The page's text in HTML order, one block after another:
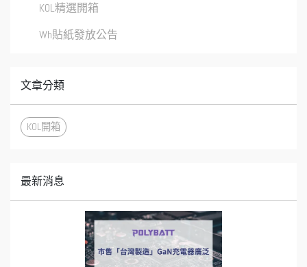
KOL精選開箱
Wh貼紙發放公告
文章分類
KOL開箱
最新消息